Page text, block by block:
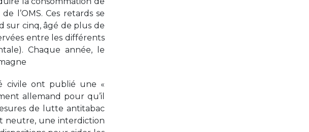
l’OMS. Ces retards se
sur cinq, âgé de plus de
entre les différents
Chaque année, le
civile ont publié une «
allemand pour qu’il
de lutte antitabac
neutre, une interdiction